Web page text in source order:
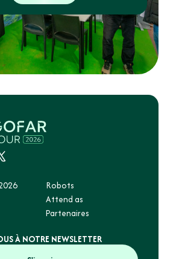
Robots
Attend as
Partenaires
À NOTRE NEWSLETTER